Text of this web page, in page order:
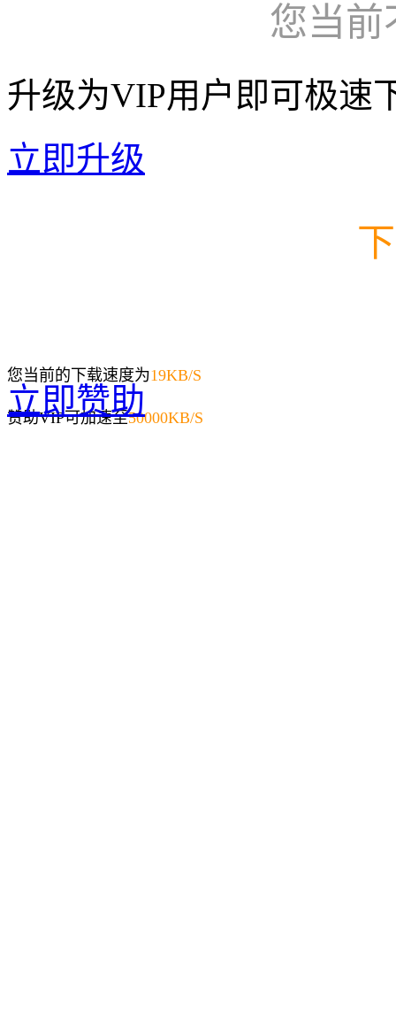
您当前
升级为VIP用户即可极速
立即升级
您当前的下载速度为19KB/S
赞助VIP可加速至50000KB/S
立即赞助